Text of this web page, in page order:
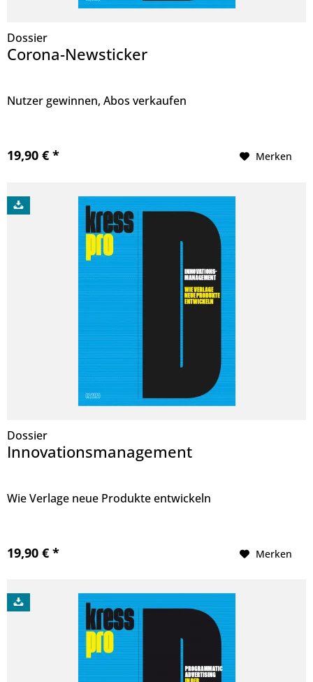
Dossier
Corona-Newsticker
Nutzer gewinnen, Abos verkaufen
19,90 € * Merken
Dossier
Innovationsmanagement
Wie Verlage neue Produkte entwickeln
19,90 € * Merken